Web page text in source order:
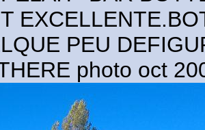
PEU
photo oct